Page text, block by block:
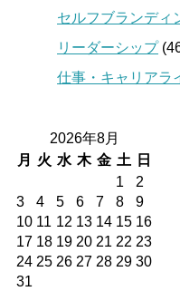
セルフブランディ
リーダーシップ
仕事・キャリアラ
2026年8月
月
火 水 木 金 土 日
1
2
3
4 5 6 7 8
9
10 11 12 13 14 15 16
17 18 19 20 21 22 23
24 25 26 27 28 29 30
31